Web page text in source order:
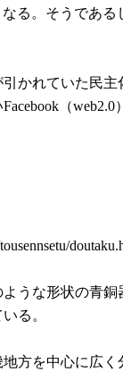
る。そうである
かれていた民主
（
うな形状の青銅
る。
方を中心に広く